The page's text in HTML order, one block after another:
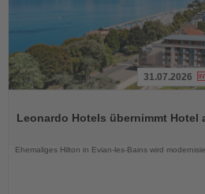
die
31.07.2026
Leonardo Hotels übernimmt Hotel
Ehemaliges Hilton in Evian-les-Bains wird